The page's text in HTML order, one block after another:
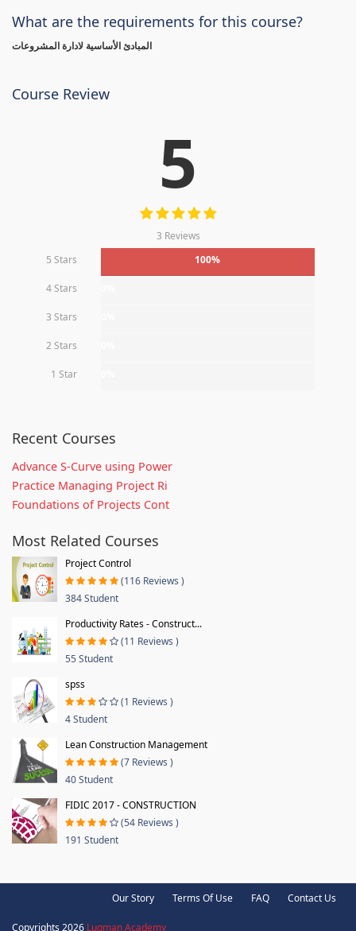
What are the requirements for this course?
المبادئ الأساسية لادارة المشروعات
Course Review
5
3 Reviews
5 Stars
100%
4 Stars
3 Stars
2 Stars
1 Star
Recent Courses
Advance S-Curve using Power
Practice Managing Project Ri
Foundations of Projects Cont
Most Related Courses
Project Control
(116 Reviews )
384 Student
Productivity Rates - Construct...
(11 Reviews )
55 Student
spss
(1 Reviews )
4 Student
Lean Construction Management
(7 Reviews )
40 Student
FIDIC 2017 - CONSTRUCTION
(54 Reviews )
191 Student
Our Story Terms Of Use FAQ Contact Us
Copyrights 2026 Luqman Academy